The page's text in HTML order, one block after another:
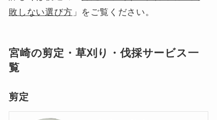
敗しない選び方 」をご覧ください。
宮崎の剪定・草刈り・伐採サービス一
覧
剪定